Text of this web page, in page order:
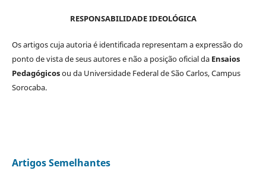
RESPONSABILIDADE IDEOLÓGICA
Os artigos cuja autoria é identificada representam a expressão do
ponto de vista de seus autores e não a posição oficial da Ensaios
Pedagógicosou da Universidade Federal de São Carlos, Campus
Sorocaba.
Artigos Semelhantes